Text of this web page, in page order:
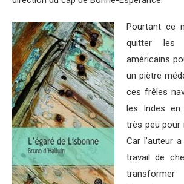
Pourtant ce
quitter les
américains
un piètre
ces frêles
les Indes en
très peu pour
Car l’auteur
travail de